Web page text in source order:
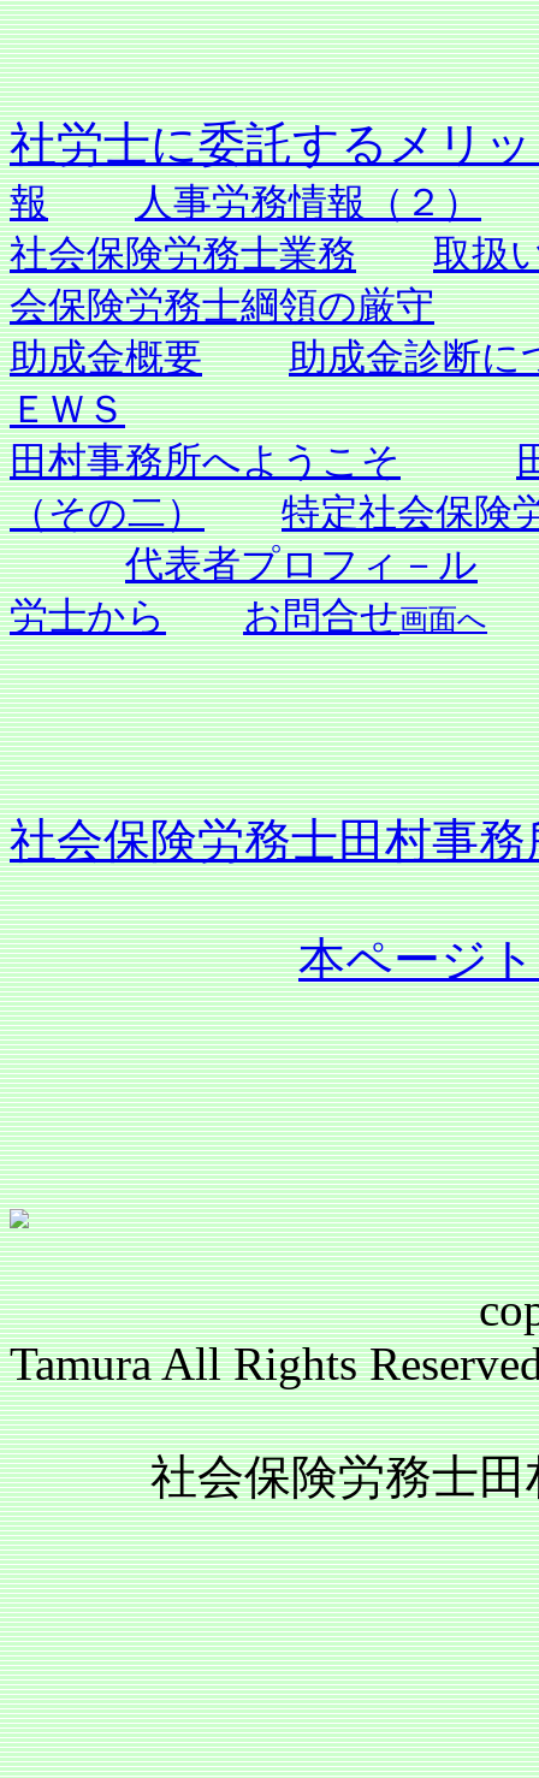
社労士に委託するメ
報
人事労務情報（２）
社会保険労務士業務
取扱
会保険労務士綱領の厳守
助成金概要
助成金診断に
ＥＷＳ
田村事務所へようこそ
（その二）
特定社会保険
代表者プロフィ－ル
労士から
お問合せ画面へ
社会保険労務士田村事
本ページ
Tamura All Rights
社会保険労務士田